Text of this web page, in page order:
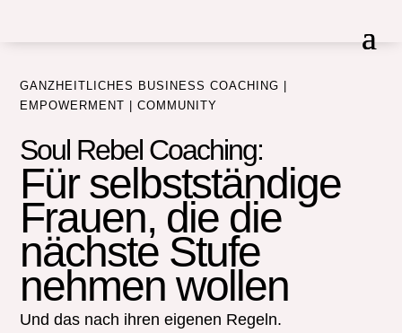
GANZHEITLICHES BUSINESS COACHING |
EMPOWERMENT | COMMUNITY
Soul Rebel Coaching:
Für selbstständige
Frauen, die die
nächste Stufe
nehmen wollen
Und das nach ihren eigenen Regeln.